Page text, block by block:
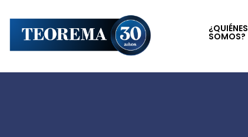
¿QUIÉNES
SOMOS?